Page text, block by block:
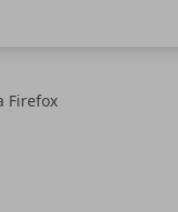
Firefox